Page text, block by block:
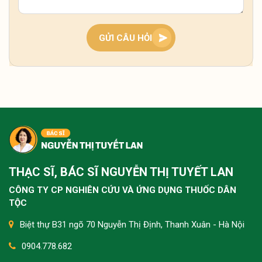
quan đến khí huyết lưu thông kém hoặc chèn ép
dây thần kinh, bà con nên giữ ấm, xoa bóp nhẹ và
theo dõi thêm. Nếu kéo dài, nên thăm khám sớm
để xác định nguyên nhân và điều chỉnh kịp thời.
nhẹ, nhất là ban đêm rất khó chịu thì có cách nào
Tình trạng tê buốt tay lâu năm thường do khí
con nên kết hợp giữ ấm, vận động nhẹ và dưỡng
sinh như ngâm chân để cải thiện từ gốc. Nếu kéo
dài không giảm, nên thăm khám sớm để xử lý
GỬI CÂU HỎI
THẠC SĨ, BÁC SĨ NGUYỄN THỊ TUYẾT LAN
CÔNG TY CP NGHIÊN CỨU VÀ ỨNG DỤNG THUỐC DÂN
TỘC
Biệt thự B31 ngõ 70 Nguyễn Thị Định, Thanh Xuân - Hà Nội
0904.778.682